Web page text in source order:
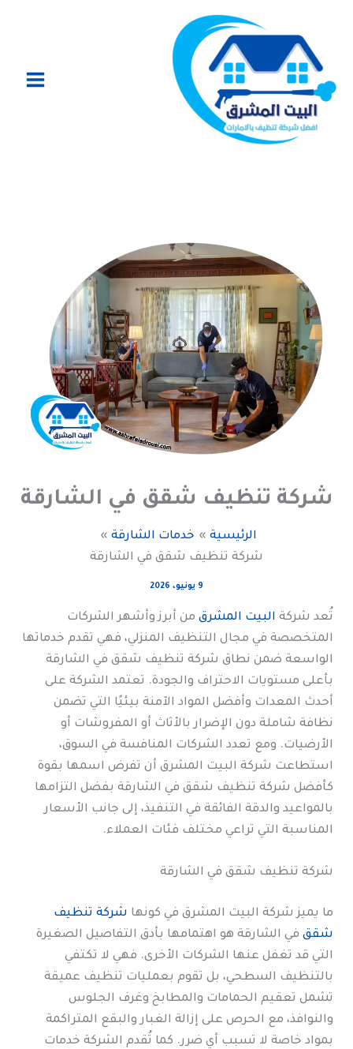
المحتوى
شركة تنظيف شقق في الشارقة
الرئيسية
خدمات الشارقة
شركة تنظيف شقق في الشارقة
9 يونيو، 2026
تُعد شركة البيت المشرق من أبرز وأشهر الشركات
المتخصصة في مجال التنظيف المنزلي، فهي تقدم خدماتها
الواسعة ضمن نطاق شركة تنظيف شقق في الشارقة
بأعلى مستويات الاحتراف والجودة. تعتمد الشركة على
أحدث المعدات وأفضل المواد الآمنة بيئيًا التي تضمن
نظافة شاملة دون الإضرار بالأثاث أو المفروشات أو
الأرضيات. ومع تعدد الشركات المنافسة في السوق،
استطاعت شركة البيت المشرق أن تفرض اسمها بقوة
كأفضل شركة تنظيف شقق في الشارقة بفضل التزامها
بالمواعيد والدقة الفائقة في التنفيذ، إلى جانب الأسعار
المناسبة التي تراعي مختلف فئات العملاء.
شركة تنظيف شقق في الشارقة
ما يميز شركة البيت المشرق في كونها شركة تنظيف
شقق في الشارقة هو اهتمامها بأدق التفاصيل الصغيرة
التي قد تغفل عنها الشركات الأخرى. فهي لا تكتفي
بالتنظيف السطحي، بل تقوم بعمليات تنظيف عميقة
تشمل تعقيم الحمامات والمطابخ وغرف الجلوس
والنوافذ، مع الحرص على إزالة الغبار والبقع المتراكمة
بمواد خاصة لا تسبب أي ضرر. كما تُقدم الشركة خدمات